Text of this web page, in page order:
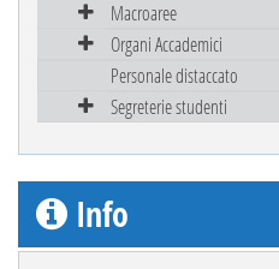
Macroaree
Organi Accademici
Personale distaccato
Segreterie studenti
Info